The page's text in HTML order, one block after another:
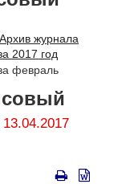
Архив журнала
2017 год
февраль
13.04.2017